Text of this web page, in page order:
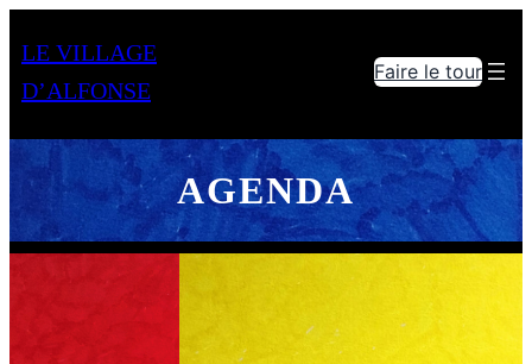
LE VILLAGE
D’ALFONSE
Faire le tour
AGENDA